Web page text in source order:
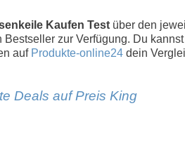
Kaufen Test über den
zur Verfügung. Du
auf Produkte-online24 dein
Deals auf Preis King